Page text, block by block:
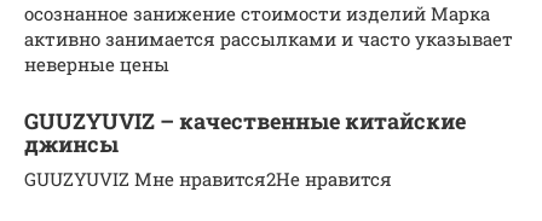
осознанное занижение стоимости изделий Марка
активно занимается рассылками и часто указывает
неверные цены
GUUZYUVIZ – качественные китайские
джинсы
GUUZYUVIZ Мне нравится2Не нравится